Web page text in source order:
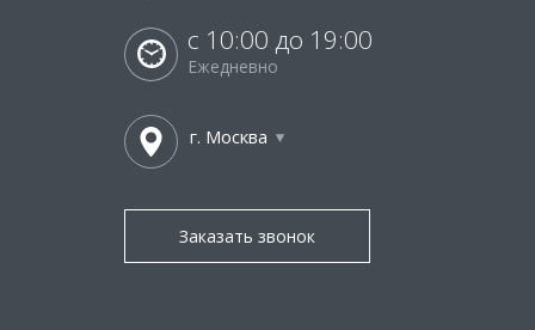
с 10:00 до 19:00
Ежедневно
г. Москва
Заказать звонок